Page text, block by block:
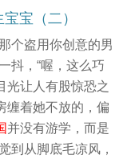
宝（二）
个盗用你创意的男
抖，“喔，这么巧
光让人有股惊恐之
缠着她不放的，偏
并没有游学，而是
到从脚底毛凉风，